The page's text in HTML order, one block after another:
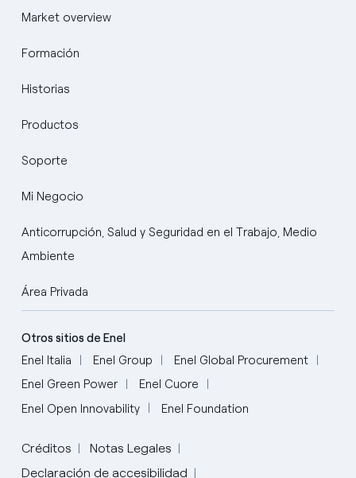
Market overview
Formación
Historias
Productos
Soporte
Mi Negocio
Anticorrupción, Salud y Seguridad en el Trabajo, Medio
Ambiente
Área Privada
Otros sitios de Enel
Enel Italia
Enel Group
Enel Global Procurement
Enel Green Power
Enel Cuore
Enel Open Innovability
Enel Foundation
Créditos
Notas Legales
Declaración de accesibilidad